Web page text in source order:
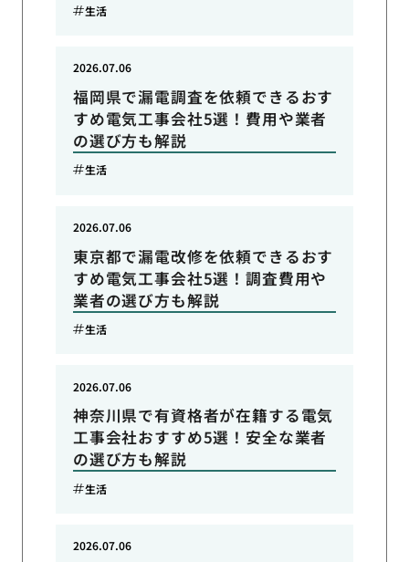
生活
福岡県で漏電調査を依頼できるおす
すめ電気工事会社5選！費用や業者
の選び方も解説
2026.07.06
生活
東京都で漏電改修を依頼できるおす
すめ電気工事会社5選！調査費用や
業者の選び方も解説
2026.07.06
生活
神奈川県で有資格者が在籍する電気
工事会社おすすめ5選！安全な業者
の選び方も解説
2026.07.06
生活
2026.07.06